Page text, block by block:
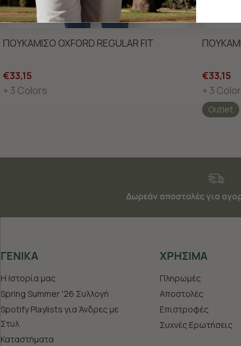
ΠΟΥΚΑΜΙΣΟ OXFORD REGULAR FIT
€33,15
+ 3 Colors
€33,15
+ 3
Outlet
Δωρεάν αποστολές για
ΓΕΝΙΚΑ
Η Ιστορία μας
Spring Summer '26 Συλλογή
Spotify Playlists για Άνδρες με
Στυλ
Καταστήματα
ΧΡHΣΙΜΑ
Πληρωμές
Αποστολές
Επιστροφές
Συχνές Ερωτήσεις